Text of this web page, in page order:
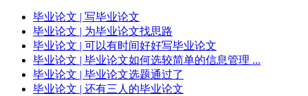
毕业论文 | 写毕业论文
毕业论文 | 为毕业论文找思路
毕业论文 | 可以有时间好好写毕业论文
毕业论文 | 毕业论文如何选较简单的信息管理 ...
毕业论文 | 毕业论文选题通过了
毕业论文 | 还有三人的毕业论文